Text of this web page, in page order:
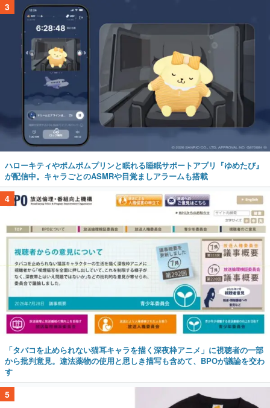
3
ハローキティやポムポムプリンと眠れる睡眠サポートアプリ『ゆめたび』
が配信中。キャラごとのASMRや目覚ましアラームも搭載
4
「タバコを止められない猫耳キャラを描く深夜枠アニメ」に視聴者の一部
から批判意見。違法薬物の使用と思しき描写も含めて、BPOが議論を交わ
す
5